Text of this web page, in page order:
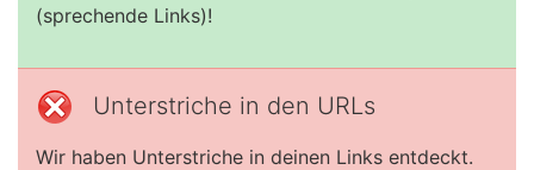
(sprechende Links)!
Unterstriche in den URLs
Wir haben Unterstriche in deinen Links entdeckt.